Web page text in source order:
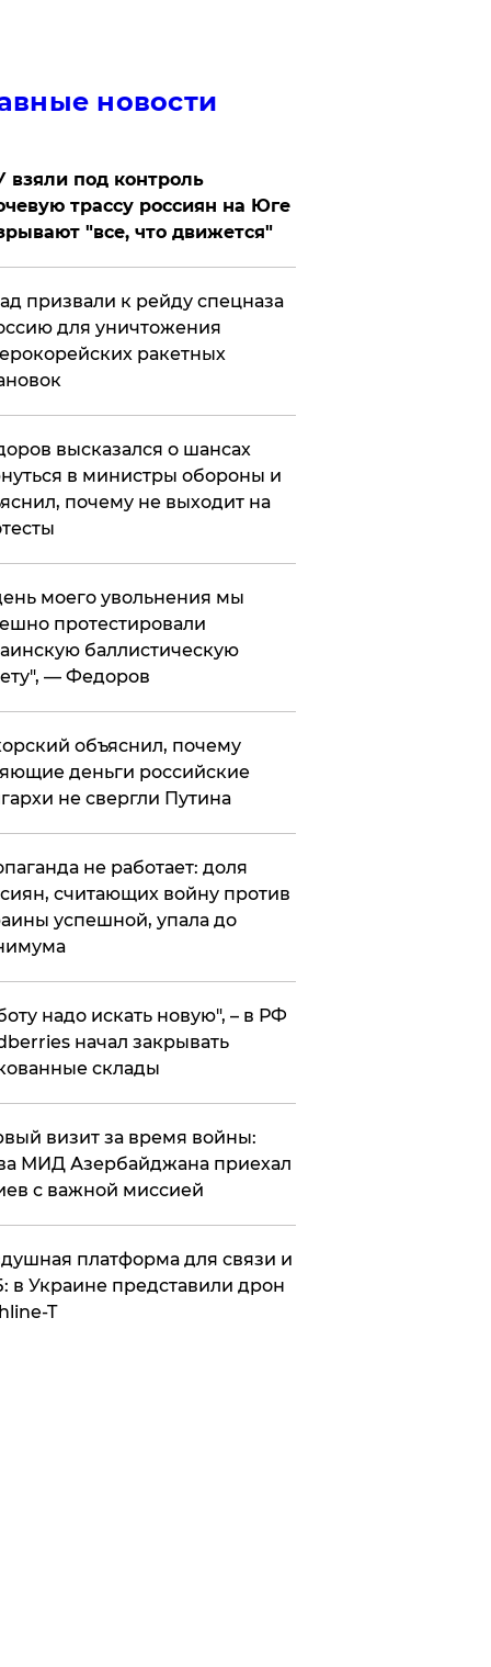
новости
взяли под контроль
трассу россиян на Юге
"все, что движется"
призвали к рейду спецназа
для уничтожения
ракетных
высказался о шансах
в министры обороны и
почему не выходит на
моего увольнения мы
протестировали
баллистическую
— Федоров
объяснил, почему
деньги российские
не свергли Путина
не работает: доля
считающих войну против
успешной, упала до
надо искать новую", – в РФ
начал закрывать
склады
визит за время войны:
МИД Азербайджана приехал
с важной миссией
платформа для связи и
в Украине представили дрон
T